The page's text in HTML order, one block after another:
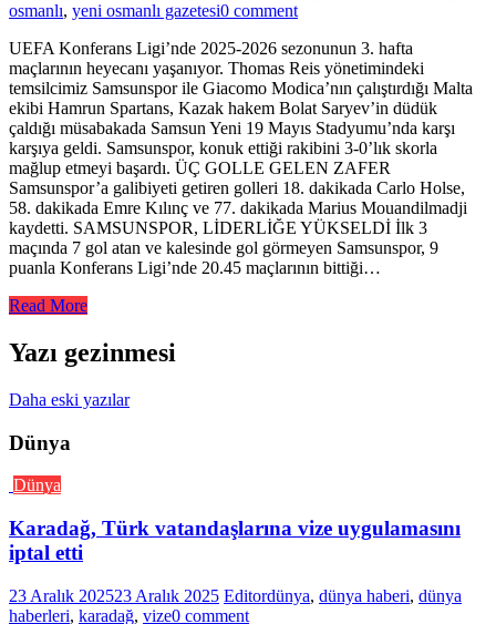
osmanlı, yeni osmanlı gazetesi0 comment
UEFA Konferans Ligi’nde 2025-2026 sezonunun 3. hafta
maçlarının heyecanı yaşanıyor. Thomas Reis yönetimindeki
temsilcimiz Samsunspor ile Giacomo Modica’nın çalıştırdığı Malta
ekibi Hamrun Spartans, Kazak hakem Bolat Saryev’in düdük
çaldığı müsabakada Samsun Yeni 19 Mayıs Stadyumu’nda karşı
karşıya geldi. Samsunspor, konuk ettiği rakibini 3-0’lık skorla
mağlup etmeyi başardı. ÜÇ GOLLE GELEN ZAFER
Samsunspor’a galibiyeti getiren golleri 18. dakikada Carlo Holse,
58. dakikada Emre Kılınç ve 77. dakikada Marius Mouandilmadji
kaydetti. SAMSUNSPOR, LİDERLİĞE YÜKSELDİ İlk 3
maçında 7 gol atan ve kalesinde gol görmeyen Samsunspor, 9
puanla Konferans Ligi’nde 20.45 maçlarının bittiği…
Read More
Yazı gezinmesi
Daha eski yazılar
Dünya
Dünya
Karadağ, Türk vatandaşlarına vize uygulamasını
iptal etti
23 Aralık 202523 Aralık 2025 Editordünya, dünya haberi, dünya
haberleri, karadağ, vize0 comment